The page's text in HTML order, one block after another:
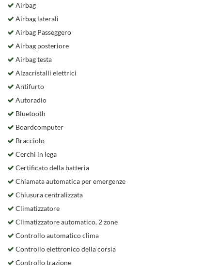
Airbag
Airbag laterali
Airbag Passeggero
Airbag posteriore
Airbag testa
Alzacristalli elettrici
Antifurto
Autoradio
Bluetooth
Boardcomputer
Bracciolo
Cerchi in lega
Certificato della batteria
Chiamata automatica per emergenze
Chiusura centralizzata
Climatizzatore
Climatizzatore automatico, 2 zone
Controllo automatico clima
Controllo elettronico della corsia
Controllo trazione